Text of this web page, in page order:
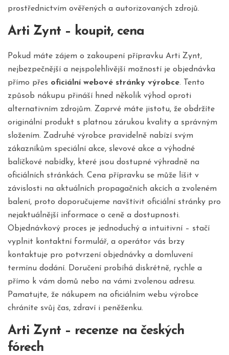
prostřednictvím ověřených a autorizovaných zdrojů.
Arti Zynt – koupit, cena
Pokud máte zájem o zakoupení přípravku Arti Zynt,
nejbezpečnější a nejspolehlivější možností je objednávka
přímo přes oficiální webové stránky výrobce. Tento
způsob nákupu přináší hned několik výhod oproti
alternativním zdrojům. Zaprvé máte jistotu, že obdržíte
originální produkt s platnou zárukou kvality a správným
složením. Zadruhé výrobce pravidelně nabízí svým
zákazníkům speciální akce, slevové akce a výhodné
balíčkové nabídky, které jsou dostupné výhradně na
oficiálních stránkách. Cena přípravku se může lišit v
závislosti na aktuálních propagačních akcích a zvoleném
balení, proto doporučujeme navštívit oficiální stránky pro
nejaktuálnější informace o ceně a dostupnosti.
Objednávkový proces je jednoduchý a intuitivní – stačí
vyplnit kontaktní formulář, a operátor vás brzy
kontaktuje pro potvrzení objednávky a domluvení
termínu dodání. Doručení probíhá diskrétně, rychle a
přímo k vám domů nebo na vámi zvolenou adresu.
Pamatujte, že nákupem na oficiálním webu výrobce
chráníte svůj čas, zdraví i peněženku.
Arti Zynt – recenze na českých
fórech